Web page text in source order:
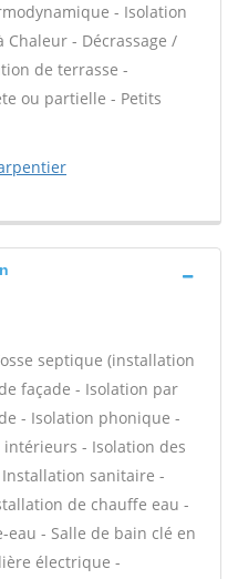
- Isolation
- Décrassage /
de terrasse -
ou partielle - Petits
septique (installation
façade - Isolation par
- Isolation phonique -
- Isolation des
sanitaire -
de chauffe eau -
- Salle de bain clé en
électrique -